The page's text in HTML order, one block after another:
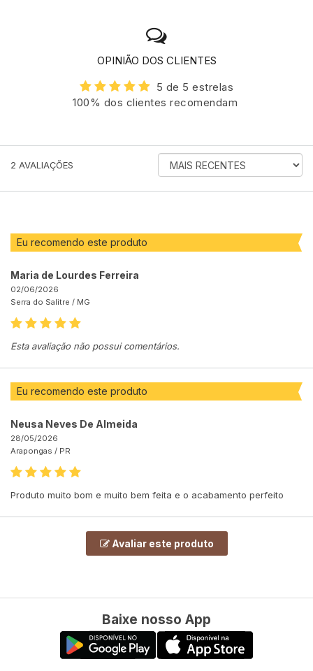
OPINIÃO DOS CLIENTES
5 de 5 estrelas
100% dos clientes recomendam
2 AVALIAÇÕES
ORDENAR
AVALIAÇÕES
Eu recomendo este produto
Maria de Lourdes Ferreira
02/06/2026
Serra do Salitre / MG
Esta avaliação não possui comentários.
Eu recomendo este produto
Neusa Neves De Almeida
28/05/2026
Arapongas / PR
Produto muito bom e muito bem feita e o acabamento perfeito
Avaliar este produto
Baixe nosso App